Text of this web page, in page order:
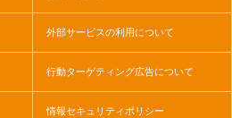
外部サービスの利用について
行動ターゲティング広告について
情報セキュリティポリシー